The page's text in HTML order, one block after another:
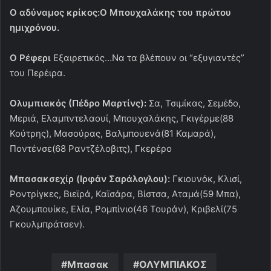
O αδύναμος κρίκος:Ο Μπουχαλάκης του πρώτου
ημιχρόνου.
Ο Ρέφερι Εξαιρετικός…Να τα βλέπουν οι “εξυγιαντές”
του Περέιρα.
Ολυμπιακός (Πέδρο Μαρτίνς): Σα, Τσιμίκας, Σεμέδο,
Μεριά, Ελαμπντελαουί, Μπουχαλάκης, Γκιγέρμε(88
Κούτρης), Μασούρας, Βαλμπουενά(81 Καμαρά),
Ποντένσε(68 Ραντζέλοβιτς), Γκερέρο
Μπασακσεχίρ (Ιρφάν Σαράλογλου): Γκιουνόκ, Κλισί,
Ροντρίγκες, Βιεϊρά, Καϊσάρα, Βίστσα, Αταμά(59 Μπα),
Αζουμπουίκε, Ελία, Ρομπίνιο(46 Τουράν), Κριβελί(75
Γκουλμπράτσεν).
Μπασακ ΟΛΥΜΠΙΑΚΟΣ